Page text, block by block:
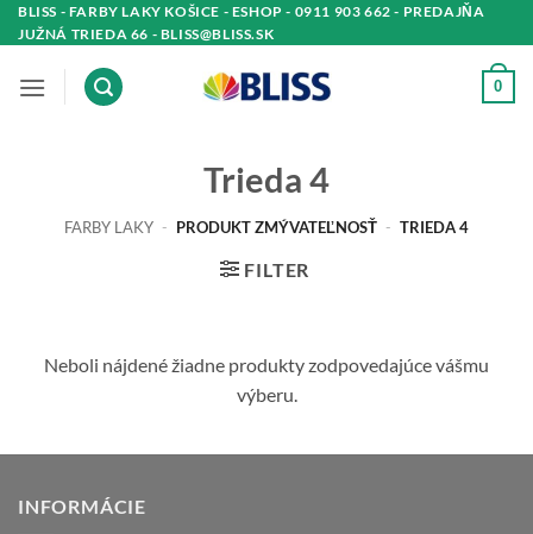
Skip
to
BLISS - FARBY LAKY KOŠICE - ESHOP - 0911 903 662 - PREDAJŇA
JUŽNÁ TRIEDA 66 - BLISS@BLISS.SK
0
Trieda 4
FARBY LAKY - PRODUKT ZMÝVATEĽNOSŤ - TRIEDA 4
FILTER
Neboli nájdené žiadne produkty zodpovedajúce vášmu
výberu.
INFORMÁCIE